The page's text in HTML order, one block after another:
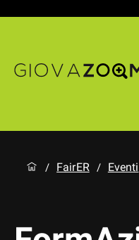
/ FairER / Eventi